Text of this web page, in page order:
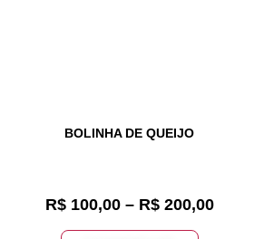
BOLINHA DE QUEIJO
R$100,00 – R$200,00